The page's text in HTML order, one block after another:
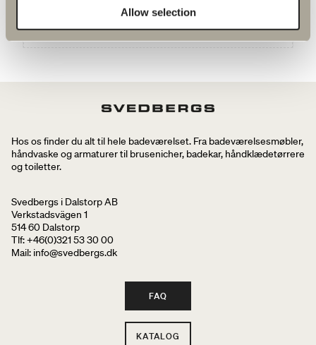
Allow selection
GÅ TIL PRODUKT
Hos os finder du alt til hele badeværelset. Fra badeværelsesmøbler,
håndvaske og armaturer til brusenicher, badekar, håndklædetørrere
og toiletter.
Svedbergs i Dalstorp AB
Verkstadsvägen 1
514 60 Dalstorp
Tlf: +46(0)321 53 30 00
Mail: info@svedbergs.dk
FAQ
KATALOG